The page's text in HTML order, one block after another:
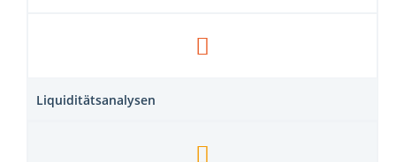
Liquiditätsanalysen